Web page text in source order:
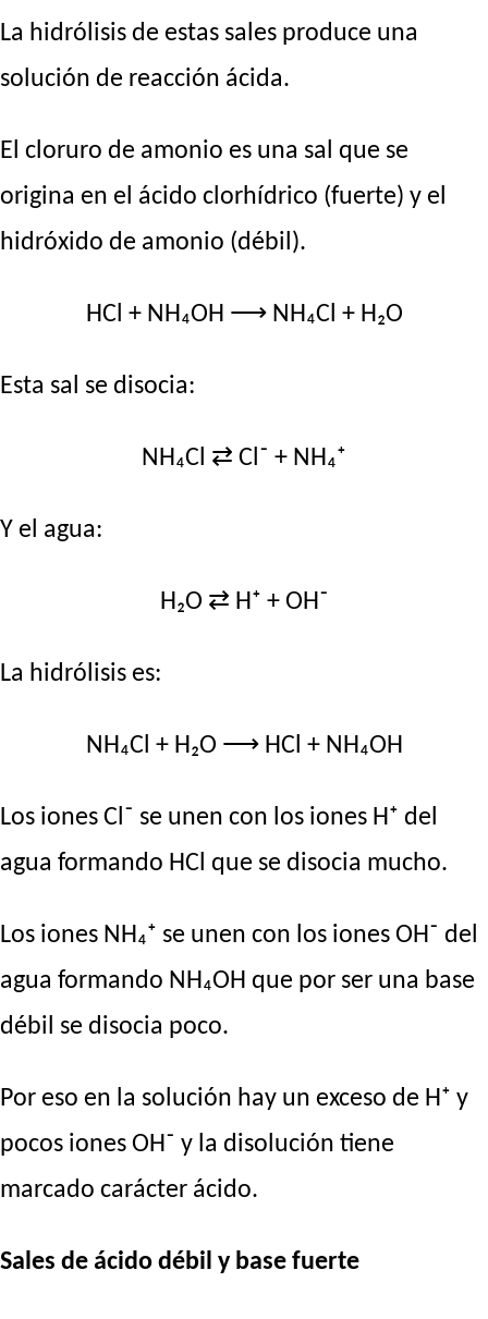
La hidrólisis de estas sales produce una
solución de reacción ácida.
El cloruro de amonio es una sal que se
origina en el ácido clorhídrico (fuerte) y el
hidróxido de amonio (débil).
HCl + NH₄OH ⟶ NH₄Cl + H₂O
Esta sal se disocia:
NH₄Cl ⇄ Cl⁻ + NH₄⁺
Y el agua:
H₂O ⇄ H⁺ + OH⁻
La hidrólisis es:
NH₄Cl + H₂O ⟶ HCl + NH₄OH
Los iones Cl⁻ se unen con los iones H⁺ del
agua formando HCl que se disocia mucho.
Los iones NH₄⁺ se unen con los iones OH⁻ del
agua formando NH₄OH que por ser una base
débil se disocia poco.
Por eso en la solución hay un exceso de H⁺ y
pocos iones OH⁻ y la disolución tiene
marcado carácter ácido.
Sales de ácido débil y base fuerte